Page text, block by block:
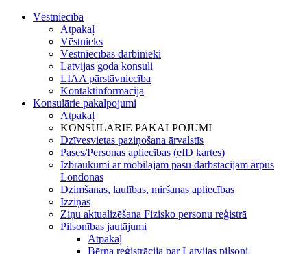
Vēstniecība
Atpakaļ
Vēstnieks
Vēstniecības darbinieki
Latvijas goda konsuli
LIAA pārstāvniecība
Kontaktinformācija
Konsulārie pakalpojumi
Atpakaļ
KONSULĀRIE PAKALPOJUMI
Dzīvesvietas paziņošana ārvalstīs
Pases/Personas apliecības (eID kartes)
Izbraukumi ar mobilajām pasu darbstacijām ārpus
Londonas
Dzimšanas, laulības, miršanas apliecības
Izziņas
Ziņu aktualizēšana Fizisko personu reģistrā
Pilsonības jautājumi
Atpakaļ
Bērna reģistrācija par Latvijas pilsoni